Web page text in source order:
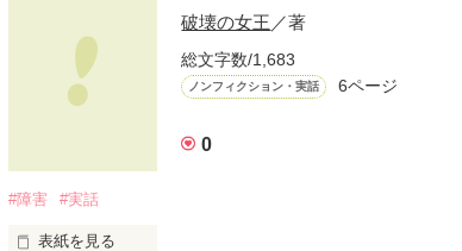
破壊の女王 ／著
総文字数/1,683
ノンフィクション・実話 6ページ
0
#障害 #実話
表紙を見る